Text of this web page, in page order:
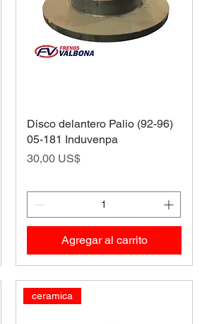
Disco delantero Palio (92-96)
05-181 Induvenpa
Precio
30,00 US$
Agregar al carrito
ceramica